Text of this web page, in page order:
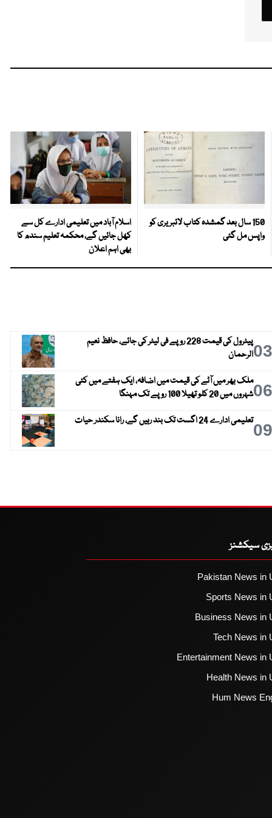
150 سال بعد گمشدہ کتاب لائبریری کو
واپس مل گئی
اسلام آباد میں تعلیمی ادارے کل سے
کھل جائیں گے، محکمہ تعلیم سندھ کا
بھی اہم اعلان
03
پیٹرول کی قیمت 228 روپے فی لیٹر کی جائے، حافظ نعیم
الرحمان
06ملک بھر میں آٹے کی قیمت میں اضافہ، ایک ہفتے میں کئی
شہروں میں 20 کلو تھیلا 100 روپے تک مہنگا
09تعلیمی ادارے 24 اگست تک بند رہیں گے، رانا سکندر حیات
سیکشنز
Pakistan News in
Sports News in
Business News in
Tech News in
Entertainment News in
Health News in
Hum News